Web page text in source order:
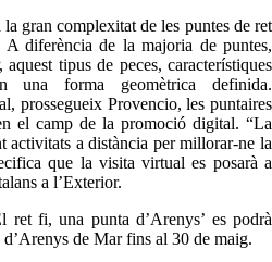
gran complexitat de les puntes de ret
diferència de la majoria de puntes,
tipus de peces, característiques
una forma geomètrica definida.
prossegueix Provencio, les puntaires
el camp de la promoció digital. “La
activitats a distància per millorar-ne la
que la visita virtual es posarà a
a l’Exterior.
ret fi, una punta d’Arenys’ es podrà
de Mar fins al 30 de maig.